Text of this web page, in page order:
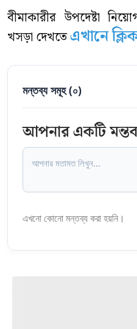
বীমাকারীর উপদেষ্টা
খসড়া দেখতেএখানে
মন্তব্য সমূহ (০)
আপনার একটি
এখনো কোনো মন্তব্য করা হয়নি।